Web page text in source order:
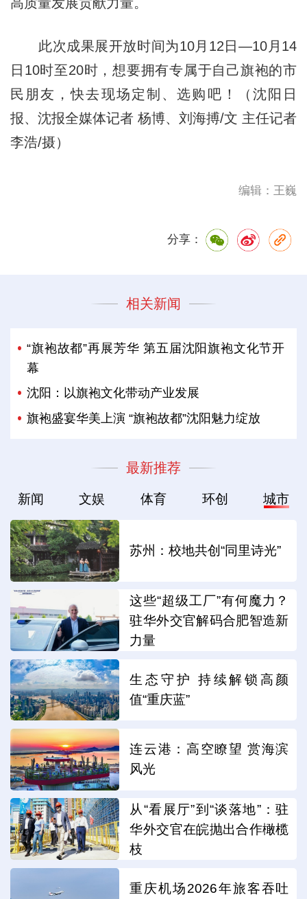
此次成果展开放时间为10月 12日—10月 14
日10时至20时，想要拥有专属于自己旗袍的市
民朋友，快去现场定制、选购吧！（沈阳日
报、沈报全媒体记者 杨博、刘海搏/文 主任记者
李浩/摄）
编辑：王巍
分享：
相关新闻
“旗袍故都”再展芳华 第五届沈阳旗袍文化节开
幕
沈阳：以旗袍文化带动产业发展
旗袍盛宴华美上演 “旗袍故都”沈阳魅力绽放
最新推荐
新闻 文娱 体育 环创 城市
苏州：校地共创“同里诗光”
这些“超级工厂”有何魔力？
驻华外交官解码合肥智造新
力量
生态守护 持续解锁高颜
值“重庆蓝”
连云港：高空瞭望 赏海滨
风光
从“看展厅”到“谈落地”：驻
华外交官在皖抛出合作橄榄
枝
重庆机场2026年旅客吞吐